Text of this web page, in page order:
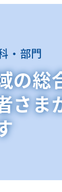
内
消化器
腎臓高
内分泌
膠原病
の方へ
・部門
の総
さま